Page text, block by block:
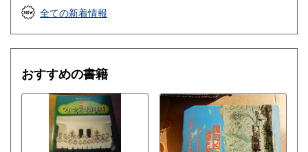
い「構造」は常に不安定性の結果として出現する。すなわち
それはゆらぎから生じるものである。ふつうはゆらぎが生じ
びつけ、ゆらぎの巨視的理論を包含する一般化された熱力学
を作り上げなくてはならない。〉散逸構造の理論で、1977
年、ノーベル化学賞を受賞したプリゴジンの、グランスドル
フとの共著による初期の著作。開放系に現れる構造の問題
を、非平衡熱力学の立場から、物理学、化学、生物学につい
て、統一的な観点からの説明を試みる。
全ての新着情報
おすすめの書籍